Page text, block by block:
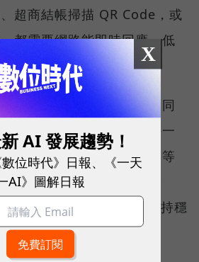
超商結帳掃描 QR Code，或
都需要網路能即時回應、低
是衡量電信業者可否在不同
同網路負載下，都能維持一
無論是在跨年晚會、球賽等
在高速移動時觀看串流影
、分享社群動態，確保維持穩
變而明顯降速。
X
AI 發展趨勢！
位時代》日報、《一天
AI》圖解日報